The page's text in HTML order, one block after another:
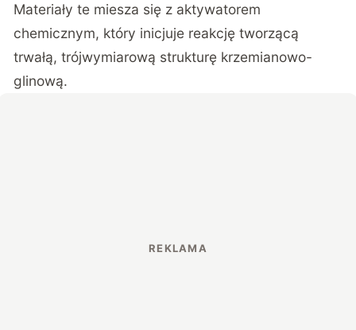
Materiały te miesza się z aktywatorem
chemicznym, który inicjuje reakcję tworzącą
trwałą, trójwymiarową strukturę krzemianowo-
glinową.